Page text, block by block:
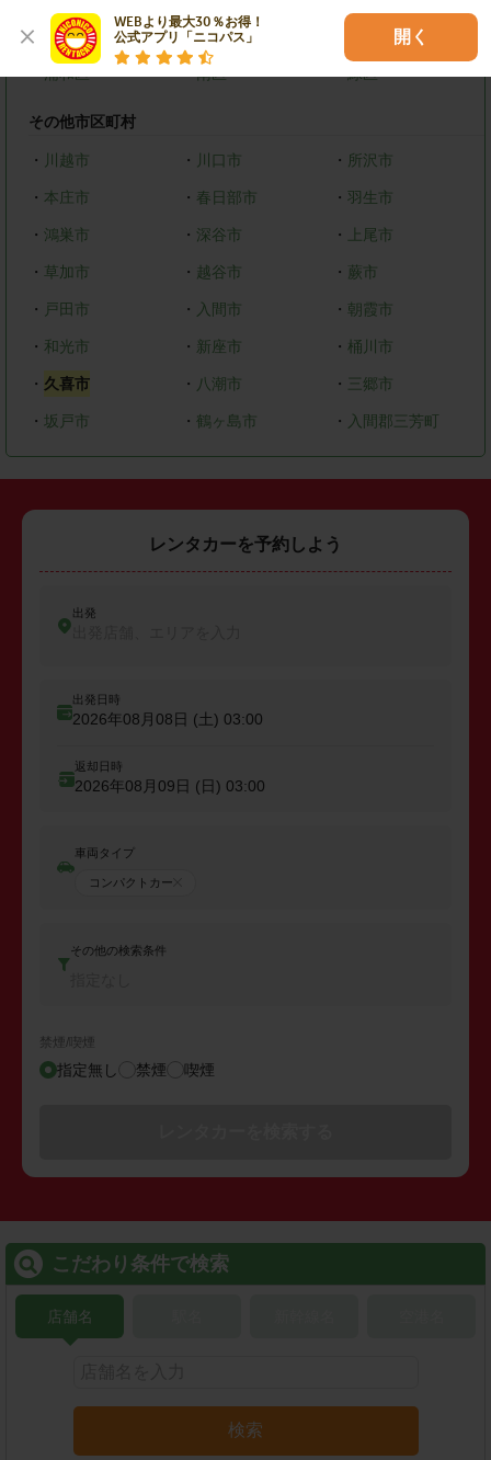
WEBより最大30％お得！
公式アプリ「ニコパス」
開く
・ 西区 ・北区
・浦和区 ・南区 ・緑区
その他市区町村
・ 川越市 ・ 川口市 ・ 所沢市
・ 本庄市 ・ 春日部市 ・羽生市
・ 鴻巣市 ・ 深谷市 ・ 上尾市
・ 草加市 ・ 越谷市 ・ 蕨市
・ 戸田市 ・ 入間市 ・ 朝霞市
・ 和光市 ・ 新座市 ・ 桶川市
・ 久喜市 ・ 八潮市 ・ 三郷市
・ 坂戸市 ・ 鶴ヶ島市 ・ 入間郡三芳町
レンタカーを予約しよう
出発
出発日時
2026年08月08日 (土) 03:00
返却日時
2026年08月09日 (日) 03:00
車両タイプ
コンパクトカー
その他の検索条件
禁煙/喫煙
指定無し 禁煙 喫煙
こだわり条件で検索
店舗名
検索